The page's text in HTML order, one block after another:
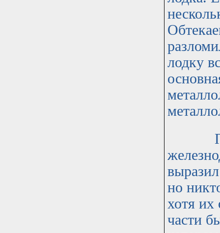
лодку
При
но
хотя
части